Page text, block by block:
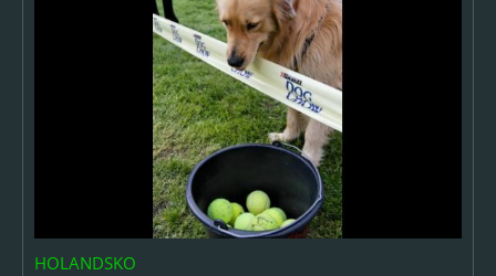
RC modely
Muzikály a koncerty
Oblíbené & Výběry
Oblíbené
Výběry fotek
HOLANDSKO